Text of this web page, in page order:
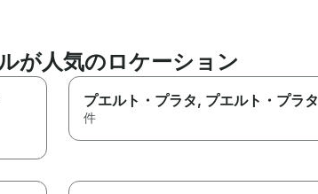
が人気のロケーション
プエルト・プラタ, プエルト・プラタ
件